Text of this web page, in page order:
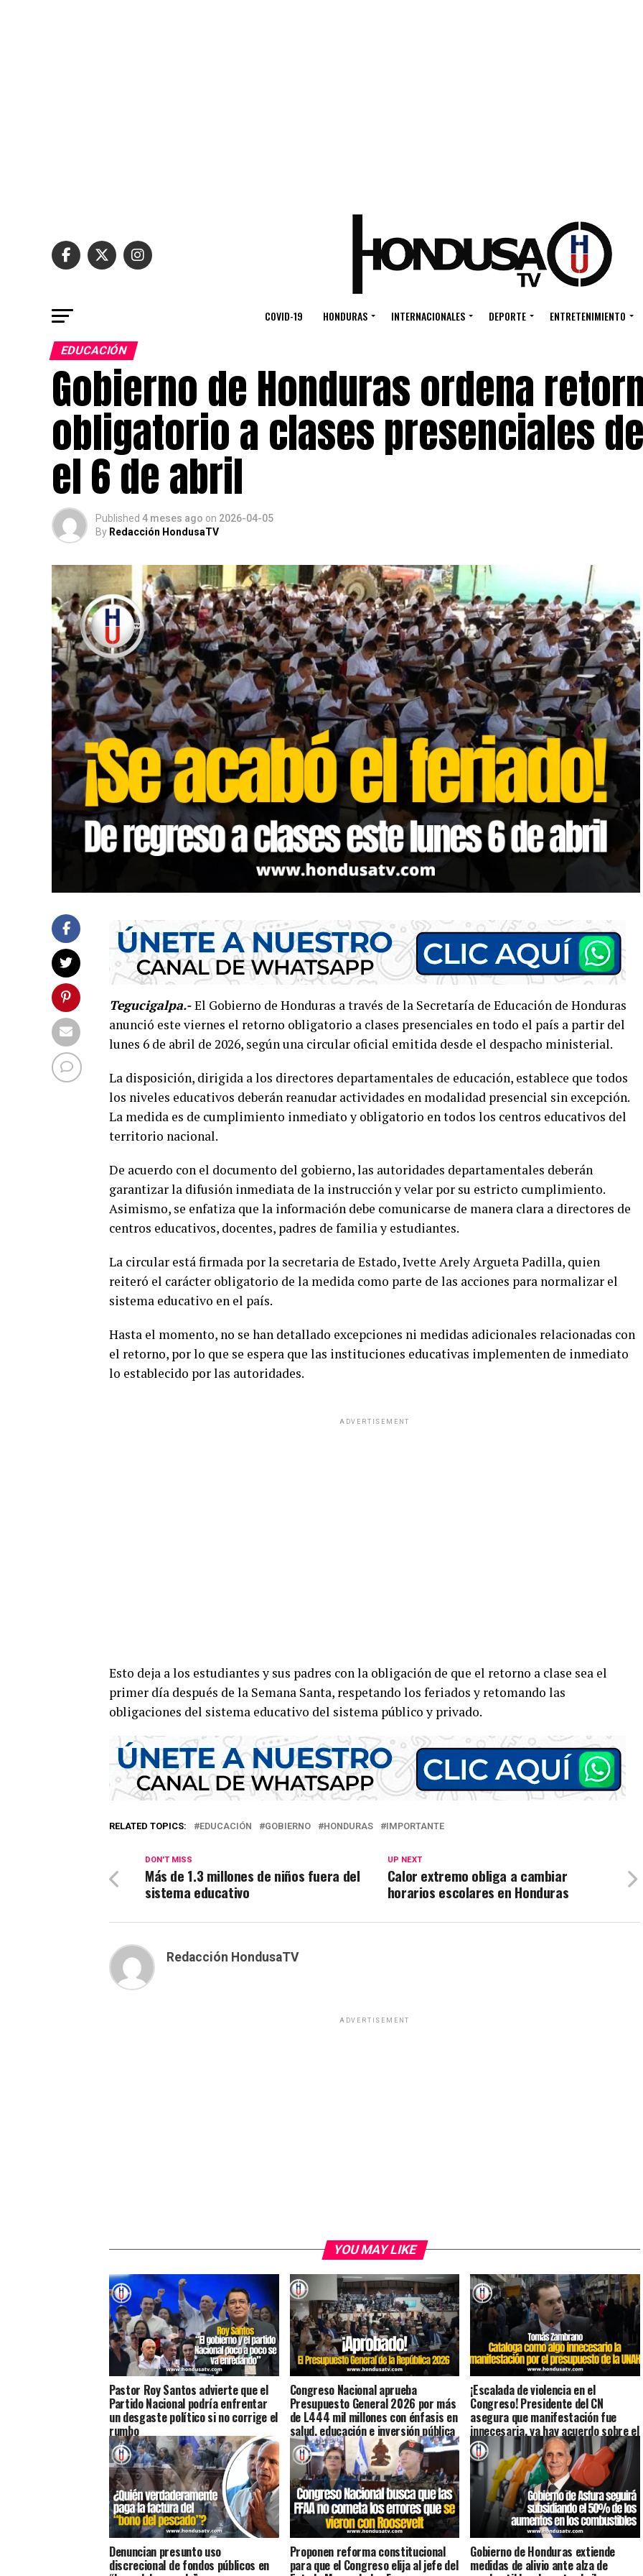
COVID-19 HONDURAS INTERNACIONALES DEPORTE ENTRETENIMIENTO
EDUCACIÓN
Gobierno de Honduras ordena
obligatorio a clases presenciales
el 6 de abril
Published 4 meses ago on 2026-04-05
By Redacción HondusaTV
Tegucigalpa.- El Gobierno de Honduras a través de la Secretaría de Educación de Honduras
anunció este viernes el retorno obligatorio a clases presenciales en todo el país a partir del
lunes 6 de abril de 2026, según una circular oficial emitida desde el despacho ministerial.
La disposición, dirigida a los directores departamentales de educación, establece que todos
los niveles educativos deberán reanudar actividades en modalidad presencial sin excepción.
La medida es de cumplimiento inmediato y obligatorio en todos los centros educativos del
territorio nacional.
De acuerdo con el documento del gobierno, las autoridades departamentales deberán
garantizar la difusión inmediata de la instrucción y velar por su estricto cumplimiento.
Asimismo, se enfatiza que la información debe comunicarse de manera clara a directores de
centros educativos, docentes, padres de familia y estudiantes.
La circular está firmada por la secretaria de Estado,Ivette Arely Argueta Padilla, quien
reiteró el carácter obligatorio de la medida como parte de las acciones para normalizar el
sistema educativo en el país.
Hasta el momento, no se han detallado excepciones ni medidas adicionales relacionadas con
el retorno, por lo que se espera que las instituciones educativas implementen de inmediato
lo establecido por las autoridades.
ADVERTISEMENT
Esto deja a los estudiantes y sus padres con la obligación de que el retorno a clase sea el
primer día después de la Semana Santa, respetando los feriados y retomando las
obligaciones del sistema educativo del sistema público y privado.
RELATED TOPICS: EDUCACIÓN GOBIERNO HONDURAS IMPORTANTE
UP NEXT
Calor extremo obliga a cambiar
horarios escolares en Honduras
DON'T MISS
Más de 1.3 millones de niños fuera del
sistema educativo
Redacción HondusaTV
ADVERTISEMENT
YOU MAY LIKE
Pastor Roy Santos advierte que el
Partido Nacional podría enfrentar
un desgaste político si no corrige el
rumbo
Congreso Nacional aprueba
Presupuesto General 2026 por más
de L444 mil millones con énfasis en
salud, educación e inversión pública
¡Escalada de violencia en el
Congreso! Presidente del CN
asegura que manifestación fue
innecesaria, ya hay acuerdo sobre el
presupuesto universitario
Denuncian presunto uso
discrecional de fondos públicos en
Proponen reforma constitucional
para que el Congreso elija al jefe del
Gobierno de Honduras extiende
medidas de alivio ante alza de